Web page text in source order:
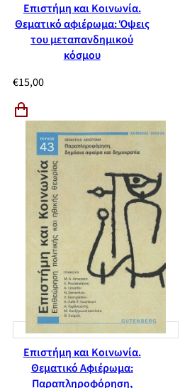
Επιστήμη και Κοινωνία.
Θεματικό αφιέρωμα: Όψεις
του μεταπανδημικού
κόσμου
€15,00
Επιστήμη και Κοινωνία.
Θεματικό Αφιέρωμα:
Παραπληροφόρηση,